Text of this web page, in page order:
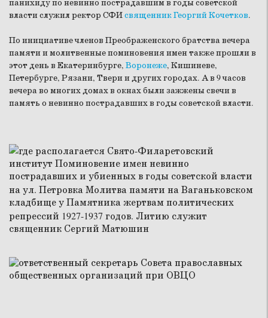
панихиду по невинно пострадавшим в годы советской
власти служил ректор СФИсвященник Георгий Кочетков.
По инициативе членов Преображенского братства вечера
памяти и молитвенные поминовения имен также прошли в
этот день в Екатеринбурге, Воронеже, Кишиневе,
Петербурге, Рязани, Твери и других городах. А в 9 часов
вечера во многих домах в окнах были зажжены свечи в
память о невинно пострадавших в годы советской власти.